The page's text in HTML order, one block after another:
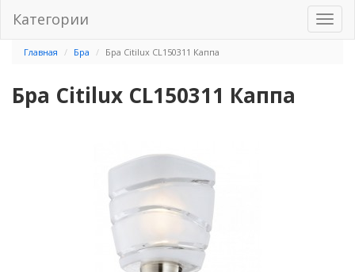
Категории
Главная Бра Бра Citilux CL150311 Каппа
Бра Citilux CL150311 Каппа